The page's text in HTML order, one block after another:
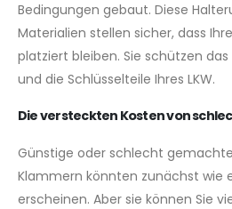
Bedingungen gebaut. Diese
Materialien stellen sicher, dass
platziert bleiben. Sie schützen
und die Schlüsselteile Ihres LKW.
Die versteckten Kosten von
Günstige oder schlecht
Klammern könnten zunächst wie
erscheinen. Aber sie können Sie